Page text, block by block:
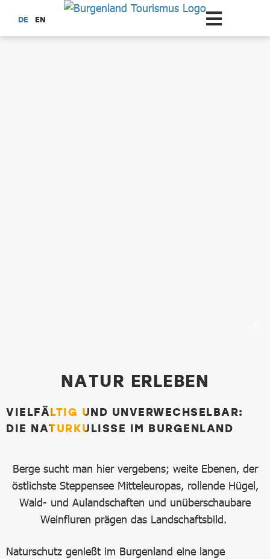
Zum Hauptinhalt springen
DE EN
Natur ErlebenNATUR ERLEBEN
VIELFÄLTIG UND UNVERWECHSELBAR:
DIE NATURKULISSE IM BURGENLAND
Berge sucht man hier vergebens; weite Ebenen, der
östlichste Steppensee Mitteleuropas, rollende Hügel,
Wald- und Aulandschaften und unüberschaubare
Weinfluren prägen das Landschaftsbild.
Naturschutz genießt im Burgenland eine lange